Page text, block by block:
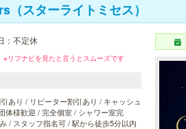
スターライトミセス）
：不定休
※リフナビを見たと言うとスムーズです
あり / リピーター割引あり / キャッシュ
体様歓迎 / 完全個室 / シャワー室完
/ スタッフ指名可 / 駅から徒歩5分以内